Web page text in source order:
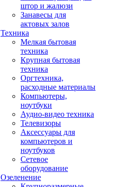
штор и жалюзи
Занавесы для
актовых залов
Техника
Мелкая бытовая
техника
Крупная бытовая
техника
Оргтехника,
расходные материалы
Компьютеры,
ноутбуки
Аудио-видео техника
Телевизоры
Аксессуары для
компьютеров и
ноутбуков
Сетевое
оборудование
Озеленение